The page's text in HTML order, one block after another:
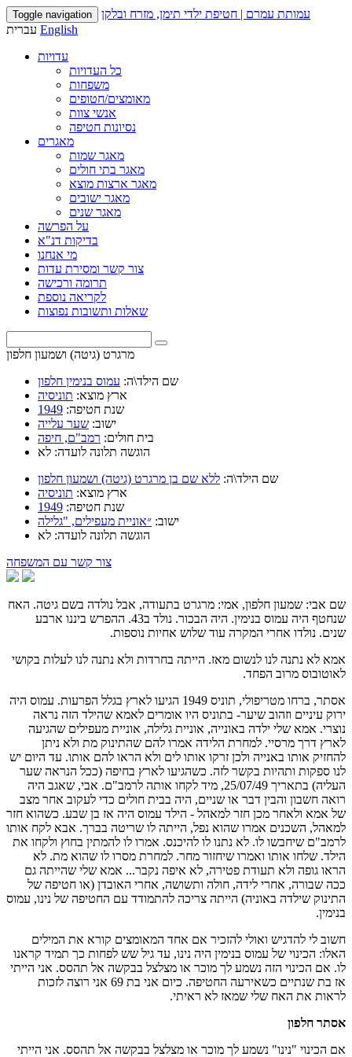
Toggle navigation
עמותת עמרם | חטיפת ילדי תימן, מזרח ובלקן
עברית English
עדויות
כל העדויות
משפחות
מאומצים/חטופים
אנשי צוות
נסיונות חטיפה
מאגרים
מאגר שמות
מאגר בתי חולים
מאגר ארצות מוצא
מאגר ישובים
מאגר שנים
על הפרשה
בדיקות דנ"א
מי אנחנו
צור קשר ומסירת עדות
תרומה ורכישה
לקריאה נוספת
שאלות ותשובות נפוצות
מרגרט (גיטה) ושמעון חלפון
שם הילד\ה: עמוס בנימין חלפון
ארץ מוצא: תוניסיה
שנת חטיפה: 1949
ישוב: שער עלייה
בית חולים: רמב"ם, חיפה
הוגשה תלונה לועדה: לא
שם הילד\ה: ללא שם בן מרגרט (גיטה) ושמעון חלפון
ארץ מוצא: תוניסיה
שנת חטיפה: 1949
ישוב: ״אוניית מעפילים, "גלילה
הוגשה תלונה לועדה: לא
צור קשר עם המשפחה
שם אבי: שמעון חלפון, אמי: מרגרט בתעודה, אבל נולדה בשם גיטה. האח
שנחטף היה עמוס בנימין. היה הבכור. נולד ב43. ההפרש ביננו ארבע
שנים. נולדו אחרי המקרה עוד שלוש אחיות נוספות.
אמא לא נתנה לנו לנשום מאז. הייתה בחרדות ולא נתנה לנו לעלות בקושי
לאוטובוס מרוב הפחד.
אסתר, ברחו מטריפולי, תוניס 1949 הגיעו לארץ בגלל הפרעות. עמוס היה
ירוק עיניים וזהוב שיער- בתוניס היו אומרים לאמא שהילד הזה נראה
נוצרי. אמא שלי ילדה באונייה, אוניית גלילה, אוניית מעפילים שהגיעה
לארץ דרך מרסיי. למחרת הלידה אמרו להם שהתינוק מת ולא ניתן
להחזיק אותו באנייה ולכן זרקו אותו לים ולא הראו להם אותו. עד היום יש
לנו ספקות ותהיות בקשר לזה. כשהגיעו לארץ בחיפה (ככל הנראה שער
העליה) בתאריך 25/07/49, מיד לקחו אותה לרמב"ם. אבי, שאגב היה
רואה חשבון והבין דבר או שניים, היה בבית חולים כדי לעקוב אחר מצב
של אמא ולאחר מכן חזר למאהל - הילד עמוס היה אז בן שבע. כשהוא חזר
למאהל, השכנים אמרו שהוא נפל, הייתה לו שריטה בברך. אבא לקח אותו
לרמב"ם שיחבשו לו. לא נתנו לו להיכנס. אמרו לו להמתין בחוץ ולקחו את
הילד. שלחו אותו ואמרו שיחזור מחר. למחרת מסרו לו שהוא מת. לא
הראו גופה ולא תעודת פטירה, לא איפה נקבר... אמא שלי שהייתה גם
ככה שבורה, אחרי לידה, חולה ותשושה, אחרי האובדן (או חטיפה של
התינוק שילדה באוניה) הייתה צריכה להתמודד עם החטיפה של נינו, עמוס
בנימין.
חשוב לי להדגיש ואולי להזכיר אם אחד המאומצים קורא את המילים
האלו: הכינוי של עמוס בנימין היה נינו, עד גיל שש לפחות כך תמיד קראנו
לו. אם הכינוי הזה נשמע לך מוכר או מצלצל בבקשה אל תהסס. אני הייתי
אז בת שנתיים כשאירעה החטיפה. כיום אני בת 69 אני רוצה לזכות
לראות את האח שלי שמאז לא ראיתי.
אסתר חלפון
אם הכינוי "נינו" נשמע לך מוכר או מצלצל בבקשה אל תהסס. אני הייתי